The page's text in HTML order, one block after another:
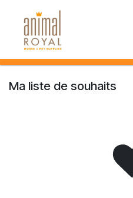
Ma liste de souhaits